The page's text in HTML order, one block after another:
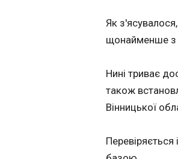
Як
щонайменше з
Нині триває
також
Вінницької